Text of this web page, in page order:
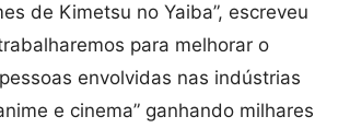
de Kimetsu no Yaiba”, escreveu
para melhorar o
envolvidas nas indústrias
e cinema” ganhando milhares